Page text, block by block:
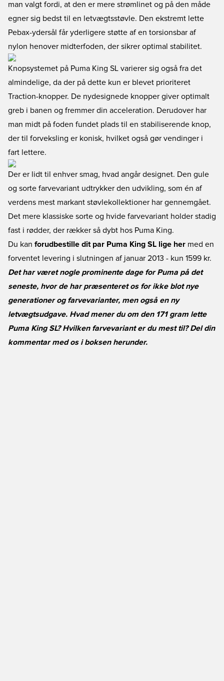
man valgt fordi, at den er mere strømlinet og på den måde
egner sig bedst til en letvægtsstøvle. Den ekstremt lette
Pebax-ydersål får yderligere støtte af en torsionsbar af
nylon henover midterfoden, der sikrer optimal stabilitet.
Knopsystemet på Puma King SL varierer sig også fra det
almindelige, da der på dette kun er blevet prioriteret
Traction-knopper. De nydesignede knopper giver optimalt
greb i banen og fremmer din acceleration. Derudover har
man midt på foden fundet plads til en stabiliserende knop,
der til forveksling er konisk, hvilket også gør vendinger i
fart lettere.
Der er lidt til enhver smag, hvad angår designet. Den gule
og sorte farvevariant udtrykker den udvikling, som én af
verdens mest markant støvlekollektioner har gennemgået.
Det mere klassiske sorte og hvide farvevariant holder stadig
fast i rødder, der rækker så dybt hos Puma King.
Du kan forudbestille dit par Puma King SL lige her med en
forventet levering i slutningen af januar 2013 - kun 1599 kr.
Det har været nogle prominente dage for Puma på det
seneste, hvor de har præsenteret os for ikke blot nye
generationer og farvevarianter, men også en ny
letvægtsudgave. Hvad mener du om den 171 gram lette
Puma King SL? Hvilken farvevariant er du mest til? Del din
kommentar med os i boksen herunder.